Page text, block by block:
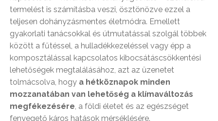
termelést is számításba veszi, ösztönözve ezzel a
teljesen dohányzásmentes életmódra. Emellett
gyakorlati tanácsokkal és útmutatással szolgál többek
között a fűtéssel, a hulladékkezeléssel vagy épp a
komposztálással kapcsolatos kibocsátáscsökkentési
lehetőségek megtalálásához, azt az üzenetet
tolmácsolva, hogy a hétköznapok minden
mozzanatában van lehetőség a klímaváltozás
megfékezésére, a földi életet és az egészséget
fenyegető káros hatások mérséklésére.